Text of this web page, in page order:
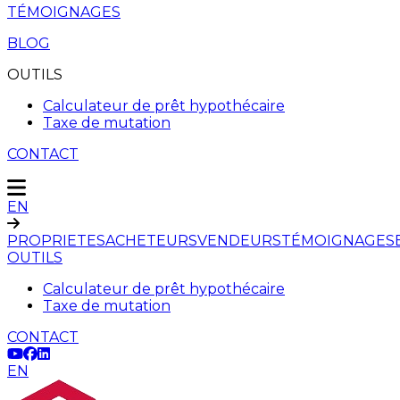
TÉMOIGNAGES
BLOG
OUTILS
Calculateur de prêt hypothécaire
Taxe de mutation
CONTACT
EN
PROPRIETESACHETEURSVENDEURSTÉMOIGNAGES
OUTILS
Calculateur de prêt hypothécaire
Taxe de mutation
CONTACT
EN